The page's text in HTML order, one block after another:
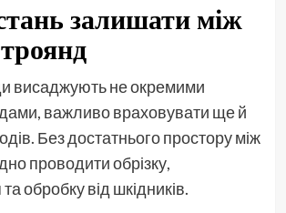
залишати між
висаджують не окремими
важливо враховувати ще й
Без достатнього простору між
проводити обрізку,
обробку від шкідників.